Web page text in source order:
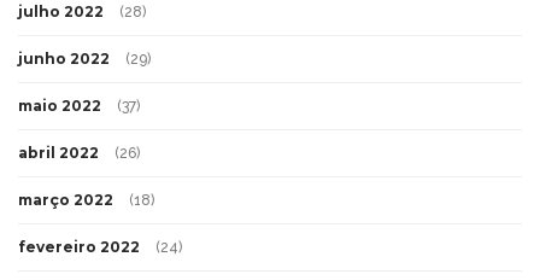
julho 2022 (28)
junho 2022 (29)
maio 2022 (37)
abril 2022 (26)
março 2022 (18)
fevereiro 2022 (24)